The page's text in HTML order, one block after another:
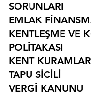
SORUNLARI
EMLAK
KENTLEŞME VE
POLİTAKASI
KENT
TAPU SİCİLİ
VERGİ KANUNU